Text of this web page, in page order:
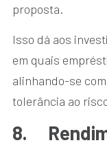
proposta.
Isso dá aos
em quais
alinhando-se
tolerância ao
8.